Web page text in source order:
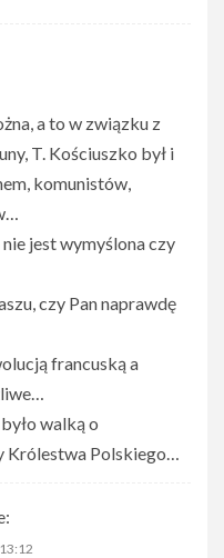
a to w związku z
T. Kościuszko był i
komunistów,
jest wymyślona czy
czy Pan naprawdę
francuską a
walką o
Królestwa Polskiego…